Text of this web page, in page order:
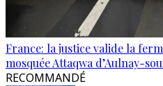
France: la justice valide la
mosquée Attaqwa d’Aulnay-
RECOMMANDÉ